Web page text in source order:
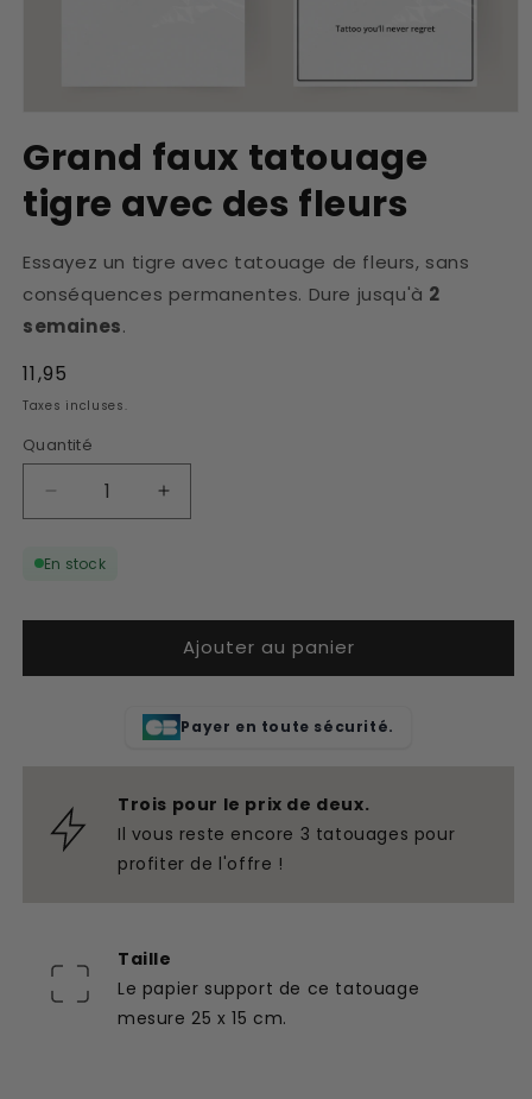
média
1
dans
une
fenêtre
Grand faux tatouage
tigre avec des fleurs
Essayez un tigre avec tatouage de fleurs, sans
conséquences permanentes. Dure jusqu'à 2
semaines.
Prix
habituel
11,95
Taxes incluses.
Quantité
Réduire
la
de
faux
tigre
Augmenter
la
faux
tatouage
tigre
des
En stock
Ajouter au panier
Payer en toute sécurité.
Trois pour le prix de deux.
Il vous reste encore 3 tatouages pour
profiter de l'offre !
Taille
Le papier support de ce tatouage
mesure 25 x 15 cm.